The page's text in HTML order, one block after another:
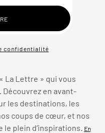
confidentialité
La Lettre » qui vous
Découvrez en avant-
les destinations, les
coups de cœur, et nos
plein d’inspirations.
En